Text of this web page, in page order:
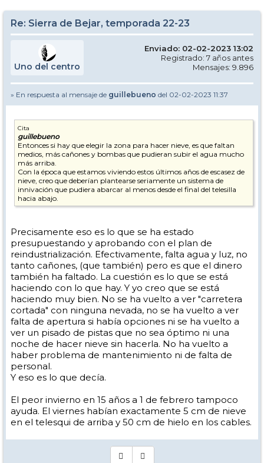
Re: Sierra de Bejar, temporada 22-23
Uno del centro
Enviado: 02-02-2023 13:02
Registrado: 7 años antes
Mensajes: 9.896
» En respuesta al mensaje de guillebueno del 02-02-2023 11:37
Cita
guillebueno
Entonces si hay que elegir la zona para hacer nieve, es que faltan
medios, más cañones y bombas que pudieran subir el agua mucho
más arriba.
Con la época que estamos viviendo estos últimos años de escasez de
nieve, creo que deberían plantearse seriamente un sistema de
innivación que pudiera abarcar al menos desde el final del telesilla
hacia abajo.
Precisamente eso es lo que se ha estado
presupuestando y aprobando con el plan de
reindustrialización. Efectivamente, falta agua y luz, no
tanto cañones, (que también) pero es que el dinero
también ha faltado. La cuestión es lo que se está
haciendo con lo que hay. Y yo creo que se está
haciendo muy bien. No se ha vuelto a ver "carretera
cortada" con ninguna nevada, no se ha vuelto a ver
falta de apertura si había opciones ni se ha vuelto a
ver un pisado de pistas que no sea óptimo ni una
noche de hacer nieve sin hacerla. No ha vuelto a
haber problema de mantenimiento ni de falta de
personal.
Y eso es lo que decía.
El peor invierno en 15 años a 1 de febrero tampoco
ayuda. El viernes habían exactamente 5 cm de nieve
en el telesqui de arriba y 50 cm de hielo en los cables.